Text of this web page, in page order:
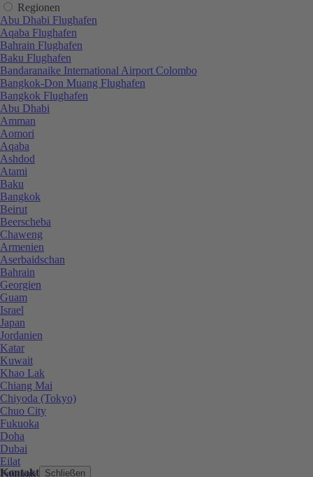
Kontakt Schließen
Regionen
Abu Dhabi Flughafen
Aqaba Flughafen
Bahrain Flughafen
Baku Flughafen
Bandaranaike International Airport Colombo
Bangkok-Don Muang Flughafen
Bangkok Flughafen
Abu Dhabi
Amman
Aomori
Aqaba
Ashdod
Atami
Baku
Bangkok
Beirut
Beerscheba
Chaweng
Armenien
Aserbaidschan
Bahrain
Georgien
Guam
Israel
Japan
Jordanien
Katar
Kuwait
Khao Lak
Chiang Mai
Chiyoda (Tokyo)
Chuo City
Fukuoka
Doha
Dubai
Eilat
Fujairah